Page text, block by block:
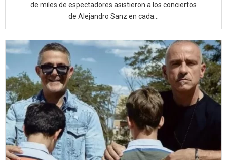
de miles de espectadores asistieron a los conciertos
de Alejandro Sanz en cada...